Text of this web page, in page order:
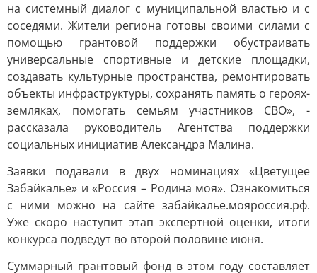
на системный диалог с муниципальной властью и с
соседями. Жители региона готовы своими силами с
помощью грантовой поддержки обустраивать
универсальные спортивные и детские площадки,
создавать культурные пространства, ремонтировать
объекты инфраструктуры, сохранять память о героях-
земляках, помогать семьям участников СВО», -
рассказала руководитель Агентства поддержки
социальных инициатив Александра Малина.
Заявки подавали в двух номинациях «Цветущее
Забайкалье» и «Россия – Родина моя». Ознакомиться
с ними можно на сайте забайкалье.мояроссия.рф.
Уже скоро наступит этап экспертной оценки, итоги
конкурса подведут во второй половине июня.
Суммарный грантовый фонд в этом году составляет